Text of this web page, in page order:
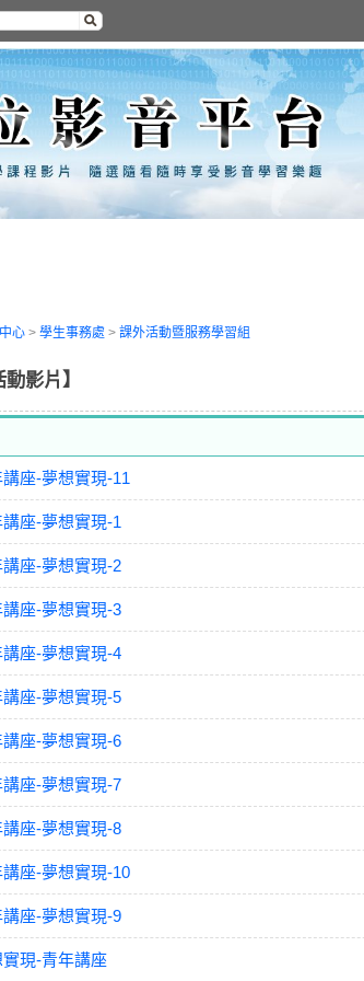
心 > 學生事務處 > 課外活動暨服務學習組
動影片】
座-夢想實現-11
座-夢想實現-1
座-夢想實現-2
座-夢想實現-3
座-夢想實現-4
座-夢想實現-5
座-夢想實現-6
座-夢想實現-7
座-夢想實現-8
座-夢想實現-10
座-夢想實現-9
現-青年講座